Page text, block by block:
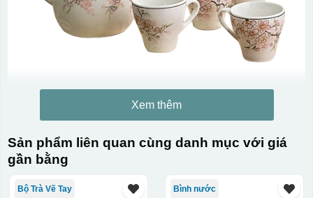
Kiểu in:
In logo decan AC 1 mặt
Kiểu hộp:
Xem thêm
Sản phẩm liên quan cùng danh mục với giá
gần bằng
Bộ Trà Vẽ Tay Bình nước